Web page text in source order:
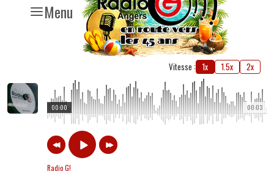
Menu
Vitesse : 1x 1.5x 2x
00:03
00:00
Radio G!